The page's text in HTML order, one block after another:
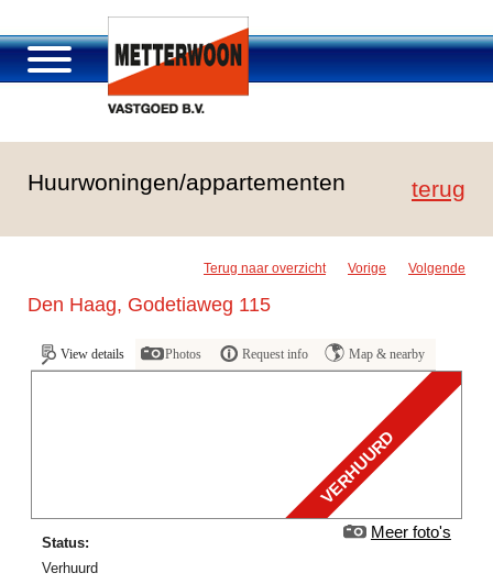
Portfolio
Huurwoningen/appartementen terug
Terug naar overzicht Vorige Volgende
Den Haag, Godetiaweg 115
View details Photos Request info Map & nearby
VERHUURD
Meer foto's
Status:
verhuurd